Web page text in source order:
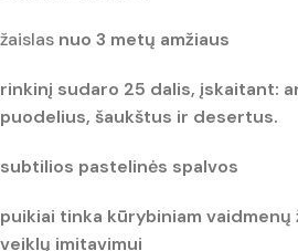
žaislas nuo 3 metų amžiaus
rinkinį sudaro 25 dalis, įskaitant:
puodelius, šaukštus ir desertus.
subtilios pastelinės spalvos
puikiai tinka kūrybiniam
veiklų imitavimui